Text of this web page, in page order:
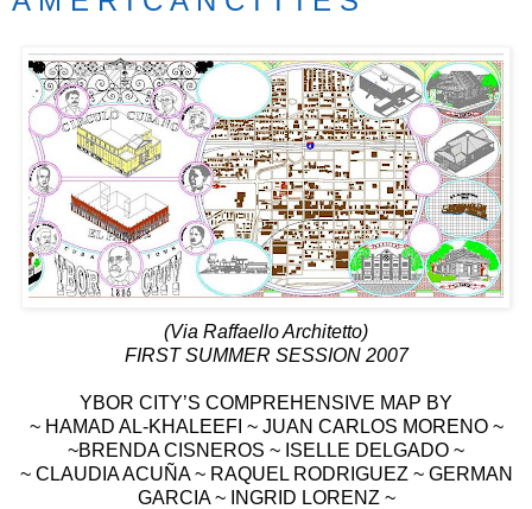
(Via Raffaello Architetto)
FIRST SUMMER SESSION 2007
YBOR CITY’S COMPREHENSIVE MAP BY
~ HAMAD AL-KHALEEFI ~ JUAN CARLOS MORENO ~
~BRENDA CISNEROS ~ ISELLE DELGADO ~
~ CLAUDIA ACUÑA ~ RAQUEL RODRIGUEZ ~ GERMAN
GARCIA ~ INGRID LORENZ ~